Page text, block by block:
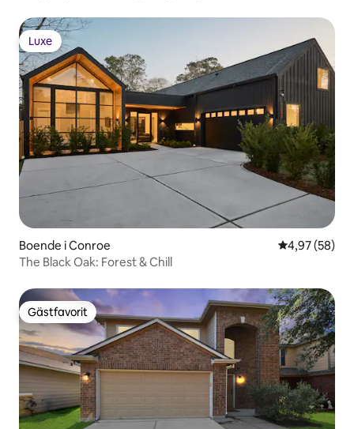
Luxe
Luxe
Boende i Conroe 4,97 av 5 i
4,97 (58)
The Black Oak: Forest & Chill
Gästfavorit
Gästfavorit